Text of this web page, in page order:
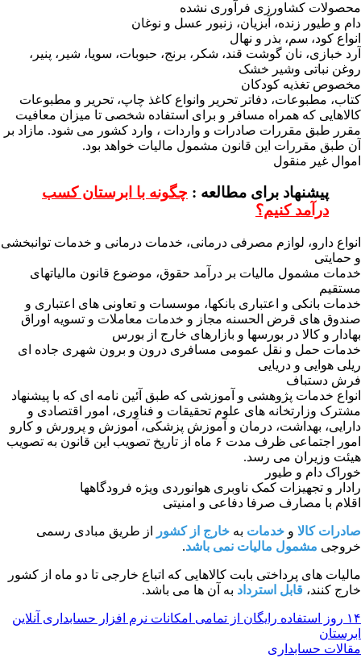
محصولات کشاورزی فرآوری نشده
دام و طیور زنده، آبزیان، زنبور عسل و نوغان
انواع کود، سم، بذر و نهال
آرد خبازی، نان گوشت قند، شکر، برنج، حبوبات، سویا، شیر، پنیر،
روغن نباتی وشیر خشک
مخصوص تغذیه کودکان
کتاب، مطبوعات، دفاتر تحریر وانواع کاغذ چاپ، تحریر و مطبوعات
کالاهایی که همراه مسافر و برای استفاده شخصی تا میزان معافیت
مقرر طبق مقررات صادرات و واردات ، وارد کشور می شود. مازاد بر
آن طبق مقررات این قانون مشمول مالیات خواهد بود.
اموال غیر منقول
پیشنهاد برای مطالعه : چگونه با ابرستان کسب
درآمد کنیم؟
انواع دارو، لوازم مصرفی درمانی، خدمات درمانی و خدمات توانبخشی
و حمایتی
خدمات مشمول مالیات بر درآمد حقوق، موضوع قانون مالیاتهای
مستقیم
خدمات بانکی و اعتباری بانکها، موسسات و تعاونی های اعتباری و
صندوق های قرض الحسنه مجاز و خدمات معاملات و تسویه اوراق
بهادار و کالا در بورسها و بازارهای خارج از بورس
خدمات حمل و نقل عمومی مسافری درون و برون شهری جاده ای
ریلی هوایی و دریایی
فرش دستباف
انواع خدمات پژوهشی و آموزشی که طبق آئین نامه ای که با پیشنهاد
مشترک وزارتخانه های علوم تحقیقات و فناوری، امور اقتصادی و
دارایی، بهداشت، درمان و آموزش پزشکی، آموزش و پرورش و کارو
امور اجتماعی ظرف مدت ۶ ماه از تاریخ تصویب این قانون به تصویب
هیئت وزیران می رسد.
خوراک دام و طیور
رادار و تجهیزات کمک ناوبری هوانوردی ویژه فرودگاهها
اقلام با مصارف صرفا دفاعی و امنیتی
صادرات کالا و خدمات به خارج از کشور
از طریق مبادی رسمی
خروجی مشمول مالیات نمی باشد.
مالیات های پرداختی بابت کالاهایی که اتباع خارجی تا دو ماه از کشور
خارج کنند، قابل استرداد به آن ها می باشد.
۱۴ روز استفاده رایگان از تمامی امکانات نرم افزار حسابداری آنلاین
ابرستان
مقالات حسابداری